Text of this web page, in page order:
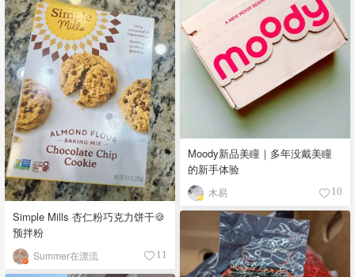
Moody新品美瞳｜多年没戴美瞳
的新手体验
木易 10
Simple Mills 杏仁粉巧克力饼干🍪
预拌粉
Summer在漂流 11